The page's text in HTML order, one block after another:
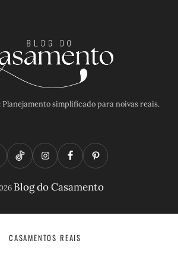
Planejamento simplificado para noivas reais.
T
i
t
o
I
n
t
a
F
a
e
b
P
i
t
Blog do Casamento
CASAMENTOS REAIS